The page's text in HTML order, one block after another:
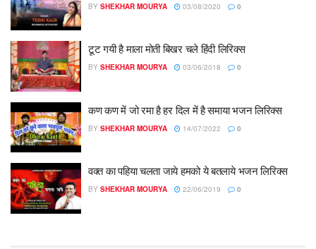
BY SHEKHAR MOURYA 03/08/2020 0
टूट गयी है माला मोती बिखर चले हिंदी लिरिक्स
BY SHEKHAR MOURYA 03/06/2018 0
कण कण में जो रमा है हर दिल में है समाया भजन लिरिक्स
BY SHEKHAR MOURYA 14/07/2022 0
वक्त का पहिया चलता जाये हमको ये बतलाये भजन लिरिक्स
BY SHEKHAR MOURYA 22/06/2019 0